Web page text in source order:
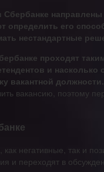
определить его
нестандартные
проходят
и
вакантной должности.
вакансию, поэтому
негативные, так и
и переходят в